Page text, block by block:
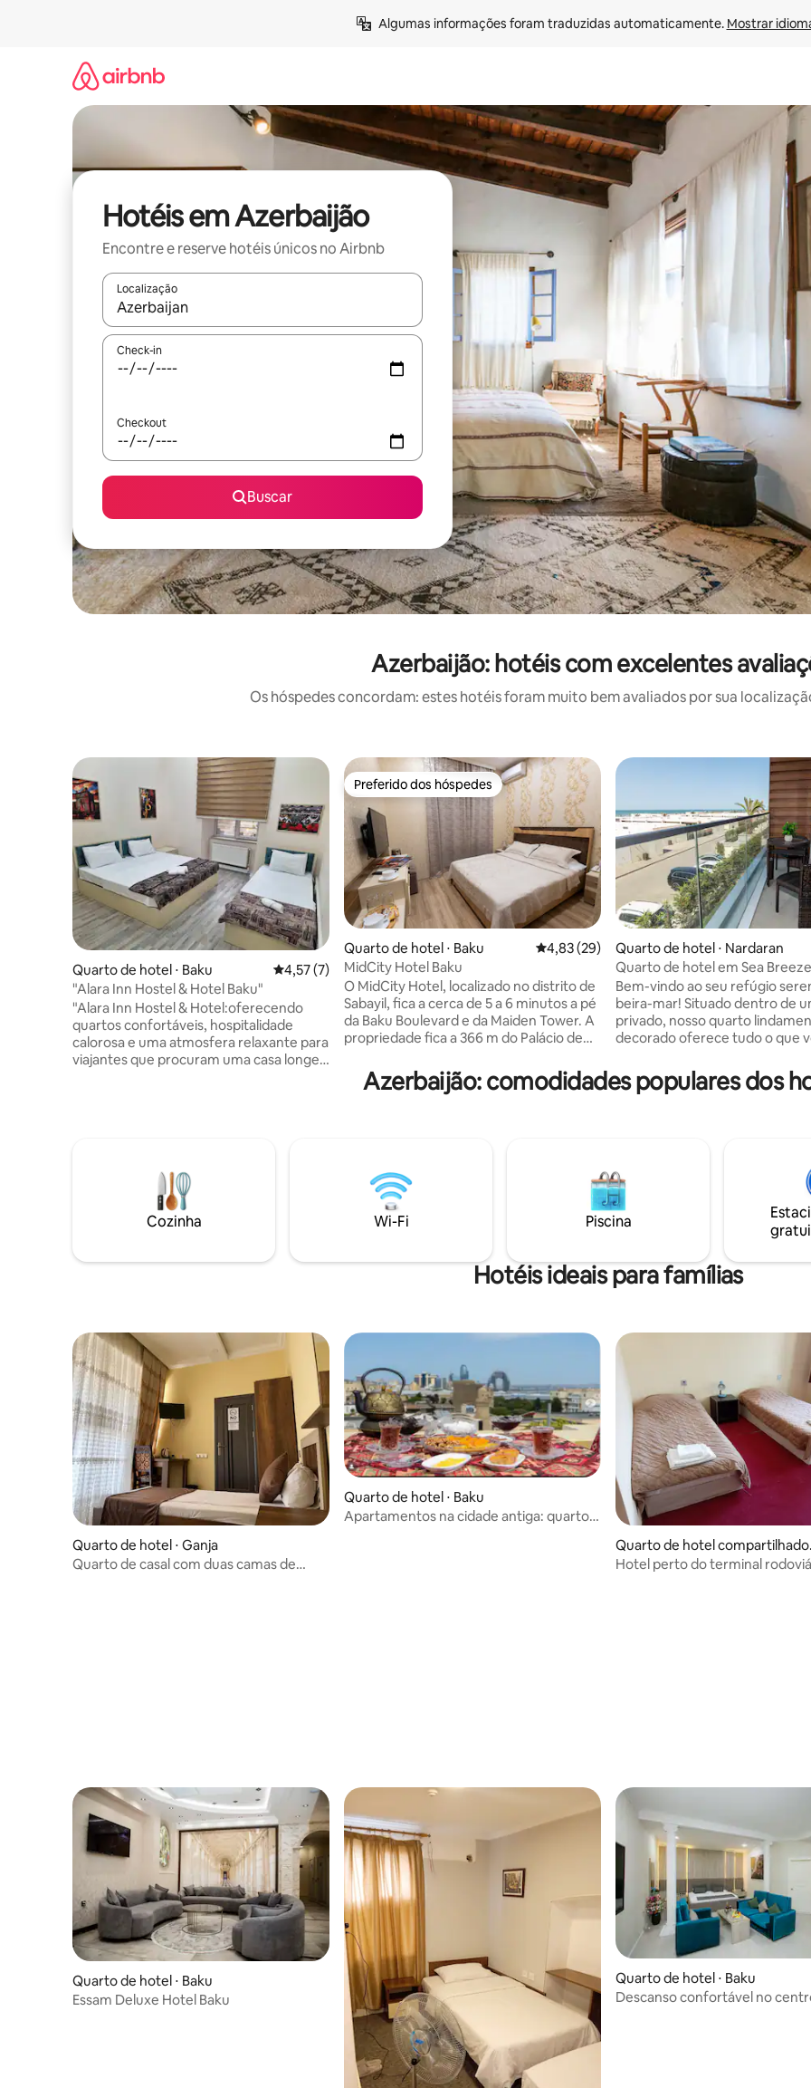
Algumas informações foram traduzidas automaticamente. Mostrar
Hotéis em Azerbaijão
Encontre e reserve hotéis únicos no Airbnb
Localização
Quando os resultados estiverem disponíveis, explore-os usando as seta para cima e para baixo do teclado ou tocando
Check-in
Checkout
Buscar
Azerbaijão: hotéis com excelentes
Os hóspedes concordam: estes hotéis foram muito bem avaliados por sua
Quarto de hotel ⋅ Baku 4,57 de uma avaliação média de 5, 7 avaliações
4,57 (7)
"Alara Inn Hostel & Hotel Baku"
"Alara Inn Hostel & Hotel:oferecendo
quartos confortáveis, hospitalidade
calorosa e uma atmosfera relaxante para
viajantes que procuram uma casa longe
Descontos especiais disponíveis para
hóspedes que viajam sozinhos!" O valor
do anúncio é para o quarto inteiro, não
importa se você é uma ou três pessoas.
Preferido dos hóspedes
Preferido dos hóspedes
Quarto de hotel ⋅ Baku 4,83 de uma avaliação média de 5, 29
4,83 (29)
MidCity Hotel Baku
O MidCity Hotel, localizado no distrito de
Sabayil, fica a cerca de 5 a 6 minutos a pé
da Baku Boulevard e da Maiden Tower. A
propriedade fica a 366 m do Palácio de
Liberdade. Possui recepção 24 horas,
transporte para o aeroporto, espaço
satélite, bule de chá elétrico e bidé. Os
quartos de hóspedes possuem banheiro
privativo, chinelos e roupa de cama.
Quarto de hotel ⋅ Nardaran
Quarto de hotel em Sea Breeze
Bem-vindo ao seu refúgio
beira-mar! Situado dentro de
privado, nosso quarto
decorado oferece tudo o que
Acorde com o som suave das
vistas deslumbrantes do mar
confortável e conveniente. Saia
descobrir a piscina intocada do
acessível exclusivamente aos
hóspedes.
Azerbaijão: comodidades populares dos
Cozinha Wi-Fi Piscina
Hotéis ideais para famílias
Quarto de hotel ⋅ Ganja
Quarto de casal com duas camas de
Quarto de hotel ⋅ Baku
Apartamentos na cidade antiga: quarto
Quarto de hotel compartilhado
Lankaran
Hotel perto do terminal
Quarto de hotel ⋅ Baku
Essam Deluxe Hotel Baku
Quarto de hotel ⋅ Baku
Descanso confortável no